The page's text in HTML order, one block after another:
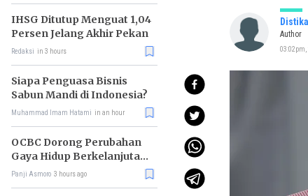
IHSG Ditutup Menguat 1,04
Persen Jelang Akhir Pekan
Redaksi in 3 hours
Siapa Penguasa Bisnis
Sabun Mandi di Indonesia?
Muhammad Imam Hatami in an hour
OCBC Dorong Perubahan
Gaya Hidup Berkelanjutan
melalui Program RISE
Panji Asmoro 3 hours ago
Author
03:02pm,